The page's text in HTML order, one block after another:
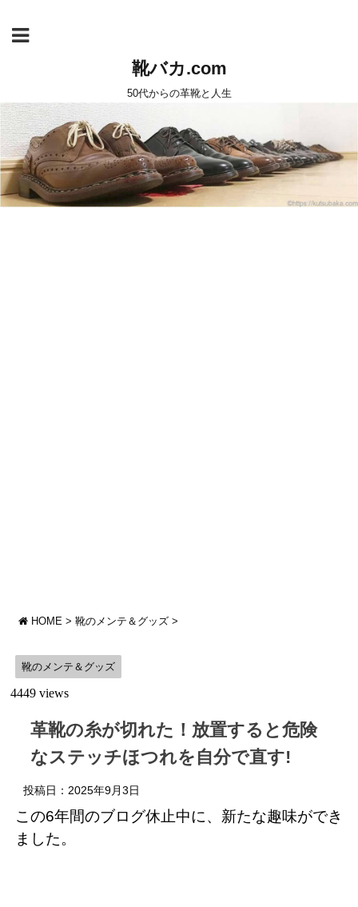
靴バカ.com
50代からの革靴と人生
HOME > 靴のメンテ＆グッズ >
靴のメンテ＆グッズ
4449 views
革靴の糸が切れた！放置すると危険
なステッチほつれを自分で直す!
投稿日： 2025年9月3日
この6年間のブログ休止中に、新たな趣味ができ
ました。